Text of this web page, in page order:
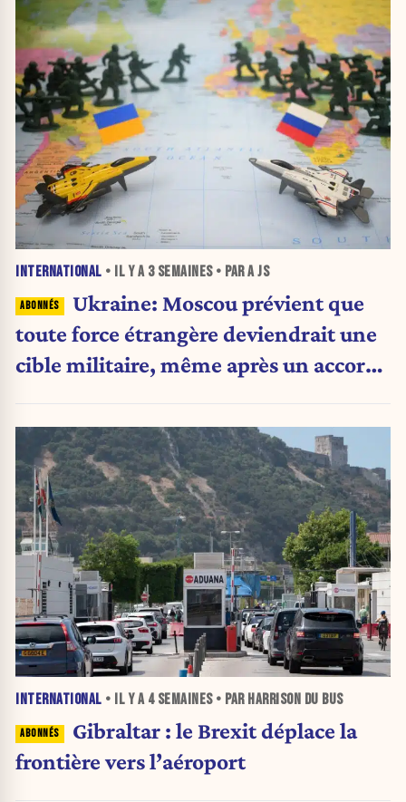
INTERNATIONAL • IL Y A 3 SEMAINES• PAR A JS
Ukraine: Moscou prévient que
toute force étrangère deviendrait une
cible militaire, même après un accord
INTERNATIONAL • IL Y A 4 SEMAINES• PAR HARRISON DU BUS
Gibraltar : le Brexit déplace la
frontière vers l’aéroport